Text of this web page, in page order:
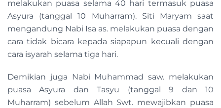
melakukan puasa selama 40 hari termasuk puasa
Asyura (tanggal 10 Muharram). Siti Maryam saat
mengandung Nabi Isa as. melakukan puasa dengan
cara tidak bicara kepada siapapun kecuali dengan
cara isyarah selama tiga hari.
Demikian juga Nabi Muhammad saw. melakukan
puasa Asyura dan Tasyu (tanggal 9 dan 10
Muharram) sebelum Allah Swt. mewajibkan puasa